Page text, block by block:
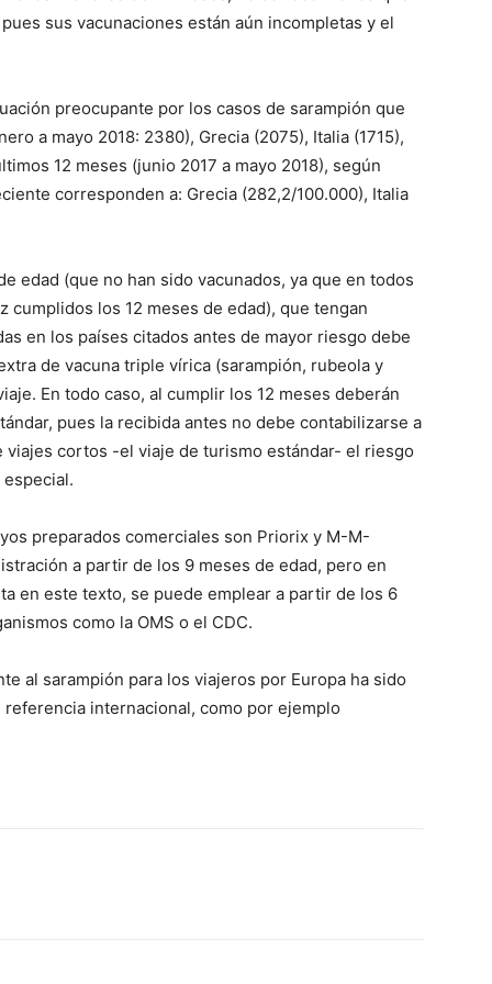
sus vacunaciones están aún incompletas y el
preocupante por los casos de sarampión que
a mayo 2018: 2380), Grecia (2075), Italia (1715),
12 meses (junio 2017 a mayo 2018), según
corresponden a: Grecia (282,2/100.000), Italia
edad (que no han sido vacunados, ya que en todos
cumplidos los 12 meses de edad), que tengan
en los países citados antes de mayor riesgo debe
de vacuna triple vírica (sarampión, rubeola y
En todo caso, al cumplir los 12 meses deberán
pues la recibida antes no debe contabilizarse a
viajes cortos -el viaje de turismo estándar- el riesgo
preparados comerciales son Priorix y M-M-
a partir de los 9 meses de edad, pero en
en este texto, se puede emplear a partir de los 6
como la OMS o el CDC.
al sarampión para los viajeros por Europa ha sido
internacional, como por ejemplo